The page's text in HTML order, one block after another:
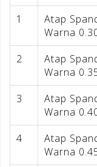
1
Atap
Warna
2
Atap
Warna
3
Atap
Warna
4
Atap
Warna